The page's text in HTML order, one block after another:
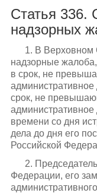
Статья 336.
надзорных
1. В Верховном
надзорные
в срок, не
срок, не
административное
времени со дня
дела до дня его
Российской
2.
Федерации, его